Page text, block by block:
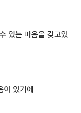
있는 마음을 갖고있
이 있기에